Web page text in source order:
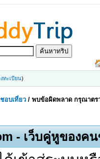
ทะเบียน)
อบเที่ยว /พบข้อผิดพลาด กรุณาตร
- เว็บคู่หูของค